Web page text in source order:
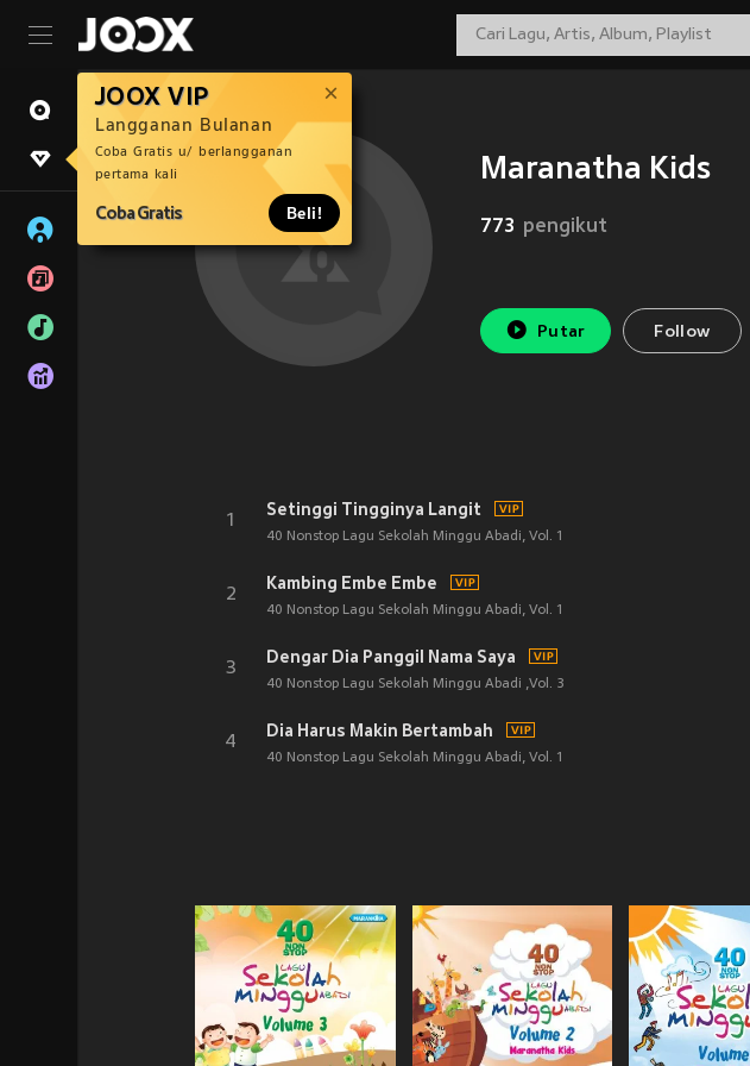
JOOX VIP
Langganan Bulanan
Coba Gratis u/ berlangganan
pertama kali
Coba Gratis Beli!
Maranatha Kids
773 pengikut
Putar Follow
1
Setinggi Tingginya Langit
40 Nonstop Lagu Sekolah Minggu Abadi, Vol. 1
2
Kambing Embe Embe
40 Nonstop Lagu Sekolah Minggu Abadi, Vol. 1
3
Dengar Dia Panggil Nama Saya
40 Nonstop Lagu Sekolah Minggu Abadi ,Vol. 3
4
Dia Harus Makin Bertambah
40 Nonstop Lagu Sekolah Minggu Abadi, Vol. 1